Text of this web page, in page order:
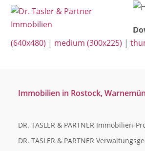
SkipOpen
mobile
menu
Close
mobile
menu
(640x480) | medium (300x225) |
Immobilien in Rostock,
DR. TASLER & PARTNER Immobilien-
DR. TASLER & PARTNER